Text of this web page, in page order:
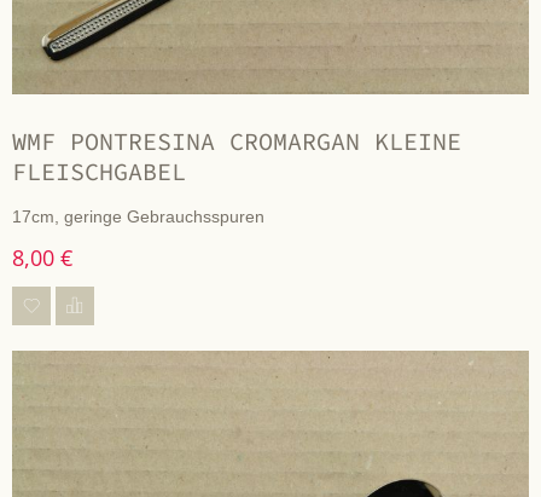
WMF PONTRESINA CROMARGAN KLEINE
FLEISCHGABEL
17cm, geringe Gebrauchsspuren
8,00 €